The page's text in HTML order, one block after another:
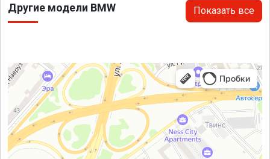
Другие модели BMW Показать все